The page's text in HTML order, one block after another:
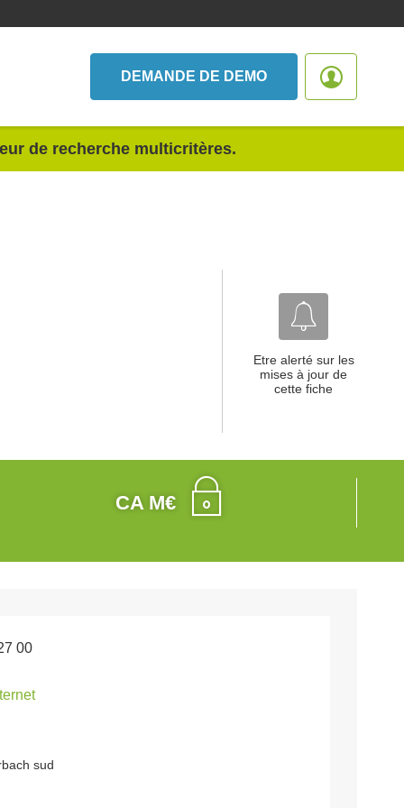
DEMANDE DE DEMO
de recherche multicritères.
Etre alerté sur les
mises à jour de
cette fiche
CA M€
00
sud